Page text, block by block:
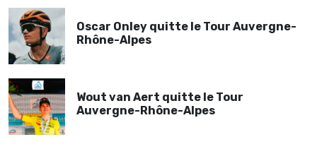
Oscar Onley quitte le Tour Auvergne-
Rhône-Alpes
Wout van Aert quitte le Tour
Auvergne-Rhône-Alpes